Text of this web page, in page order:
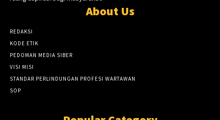
About Us
REDAKSI
KODE ETIK
PEDOMAN MEDIA SIBER
VISI MISI
STANDAR PERLINDUNGAN PROFESI WARTAWAN
SOP